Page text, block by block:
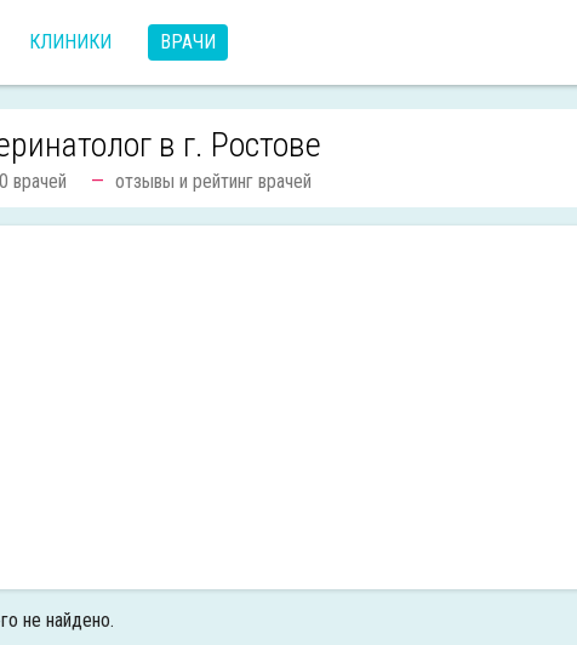
КЛИНИКИ ВРАЧИ
в г. Ростове
0 врачей отзывы и рейтинг врачей
не найдено.